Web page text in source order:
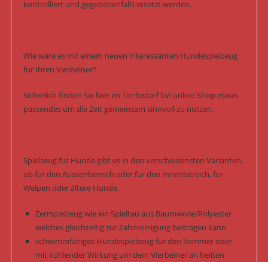
kontrolliert und gegebenenfalls ersetzt werden.
Wie wäre es mit einem neuen interessanten Hundespielzeug
für Ihren Vierbeiner?
Sicherlich finden Sie hier im Tierbedarf bvl online Shop etwas
passendes um die Zeit gemeinsam sinnvoll zu nutzen.
Spielzeug für Hunde gibt es in den verschiedensten Varianten,
ob für den Aussenbereich oder für den Innenbereich, für
Welpen oder ältere Hunde.
Zerrspielzeug wie ein Spieltau aus Baumwolle/Polyester
welches gleichzeitig zur Zahnreinigung beitragen kann
schwimmfähiges Hundespielzeug für den Sommer oder
mit kühlender Wirkung um dem Vierbeiner an heißen